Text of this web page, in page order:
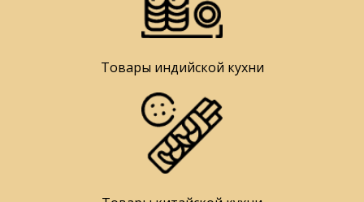
Товары индийской кухни